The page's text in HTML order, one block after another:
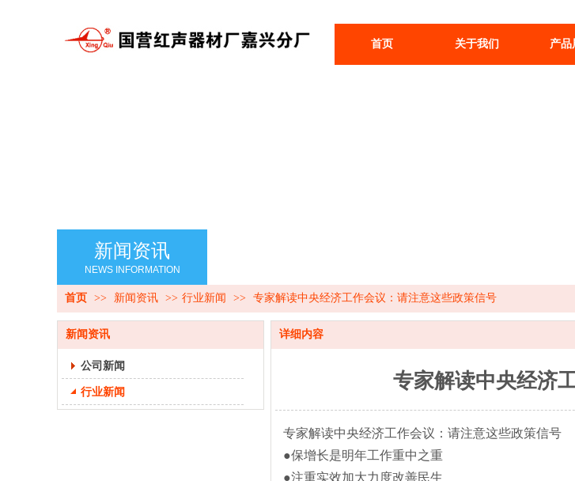
首页 关于我们 产品
新闻资讯
NEWS INFORMATION
首页 >> 新闻资讯 >> 行业新闻 >> 专家解读中央经济工作会议：请注意这些政策信号
新闻资讯
公司新闻
行业新闻
详细内容
专家解读中央经济
专家解读中央经济工作会议：请注意这些政策信号
●保增长是明年工作重中之重
●注重实效加大力度改善民生